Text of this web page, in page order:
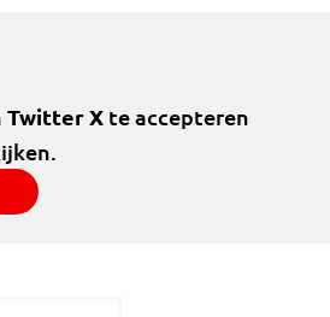
Twitter Xte accepteren